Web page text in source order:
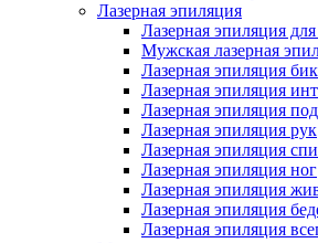
Лазерная эпиляция
Лазерная эпиляция
Мужская лазерная
Лазерная эпиляция
Лазерная эпиляция
Лазерная эпиляция
Лазерная эпиляция рук
Лазерная эпиляция
Лазерная эпиляция ног
Лазерная эпиляция
Лазерная эпиляция
Лазерная эпиляция